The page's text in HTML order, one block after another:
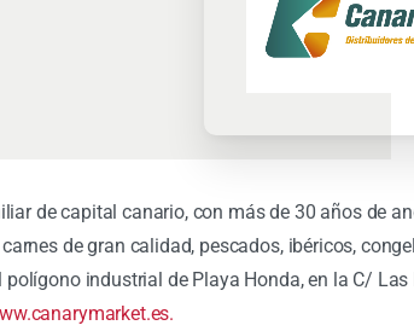
de capital canario, con más de 30 años de
de gran calidad, pescados, ibéricos,
industrial de Playa Honda, en la C/ Las